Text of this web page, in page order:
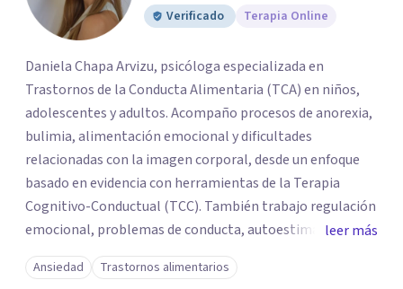
Verificado
Terapia Online
Daniela Chapa Arvizu, psicóloga especializada en
Trastornos de la Conducta Alimentaria (TCA) en niños,
adolescentes y adultos. Acompaño procesos de anorexia,
bulimia, alimentación emocional y dificultades
relacionadas con la imagen corporal, desde un enfoque
basado en evidencia con herramientas de la Terapia
Cognitivo-Conductual (TCC). También trabajo regulación
emocional, problemas de conducta, autoestima y
desarrollo de habilidades sociales y emocionales en
población infantil y juvenil. Me mantengo en constante
leer más
Ansiedad Trastornos alimentarios